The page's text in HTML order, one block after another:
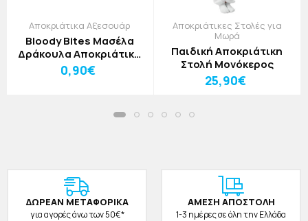
Αποκριάτικα Αξεσουάρ
Bloody Bites Μασέλα
Δράκουλα Αποκριάτικο
Αξεσουάρ Φωσφοριζέ
0,90€
Αποκριάτικες Στολές για
Μωρά
Παιδική Αποκριάτικη
Στολή Μονόκερος
25,90€
ΔΩΡΕAΝ ΜΕΤΑΦΟΡΙΚΑ
για αγορές άνω των 50€*
ΑΜΕΣΗ ΑΠΟΣΤΟΛΗ
1-3 ημέρες σε όλη την Ελλάδα